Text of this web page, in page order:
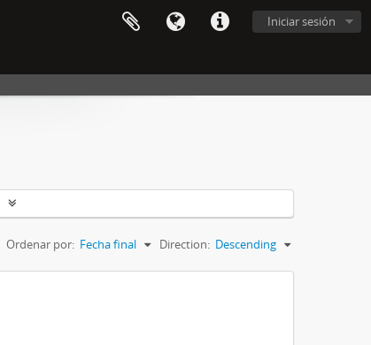
Iniciar sesión
Ordenar por: Fecha final Direction: Descending